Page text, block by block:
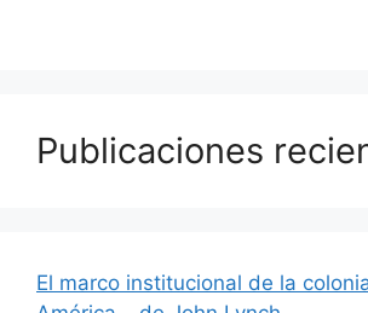
Publicaciones
El marco institucional de la